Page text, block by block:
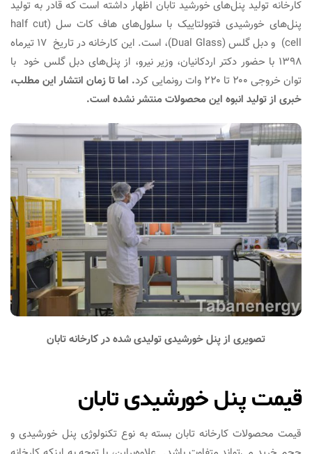
کارخانه تولید پنل‌های خورشید تابان اظهار داشته است که قادر به تولید
پنل‌های خورشیدی فتوولتاییک با سلول‌های هاف کات سل (half cut
cell) و دبل گلس (Dual Glass)، است. این کارخانه در تاریخ ۱۷ تیرماه
۱۳۹۸ با حضور دکتر اردکانیان، وزیر نیرو، از پنل‌های دبل گلس خود با
توان خروجی ۲۰۰ تا ۲۲۰ وات رونمایی کرد
. اما تا زمان انتشار این مطلب،
خبری از تولید انبوه این محصولات منتشر نشده است.
تصویری از پنل خورشیدی تولیدی شده در کارخانه تابان
قیمت پنل خورشیدی تابان
قیمت محصولات کارخانه تابان بسته به نوع تکنولوژی پنل خورشیدی و